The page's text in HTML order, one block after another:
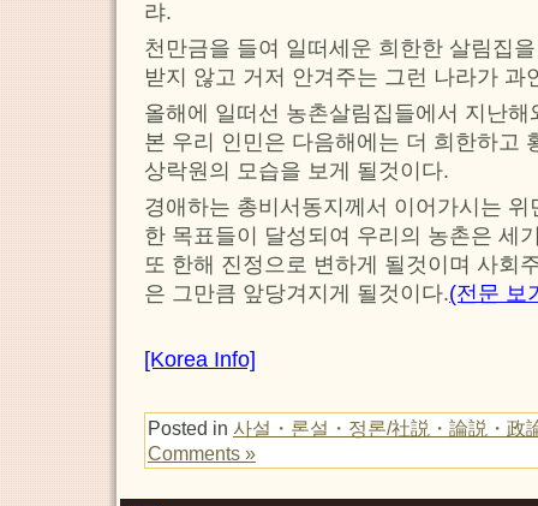
랴.
천만금을 들여 일떠세운 희한한 살림집
받지 않고 거저 안겨주는 그런 나라가 과
올해에 일떠선 농촌살림집들에서 지난
본 우리 인민은 다음해에는 더 희한하고
상락원의 모습을 보게 될것이다.
경애하는 총비서동지께서 이어가시는
한 목표들이 달성되여 우리의 농촌은 세
또 한해 진정으로 변하게 될것이며 사회
은 그만큼 앞당겨지게 될것이다.(전문 보
[Korea Info]
Posted in 사설・론설・정론/社説・論説・政
Comments »